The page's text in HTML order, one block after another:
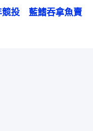
投　藍鰭吞拿魚賣